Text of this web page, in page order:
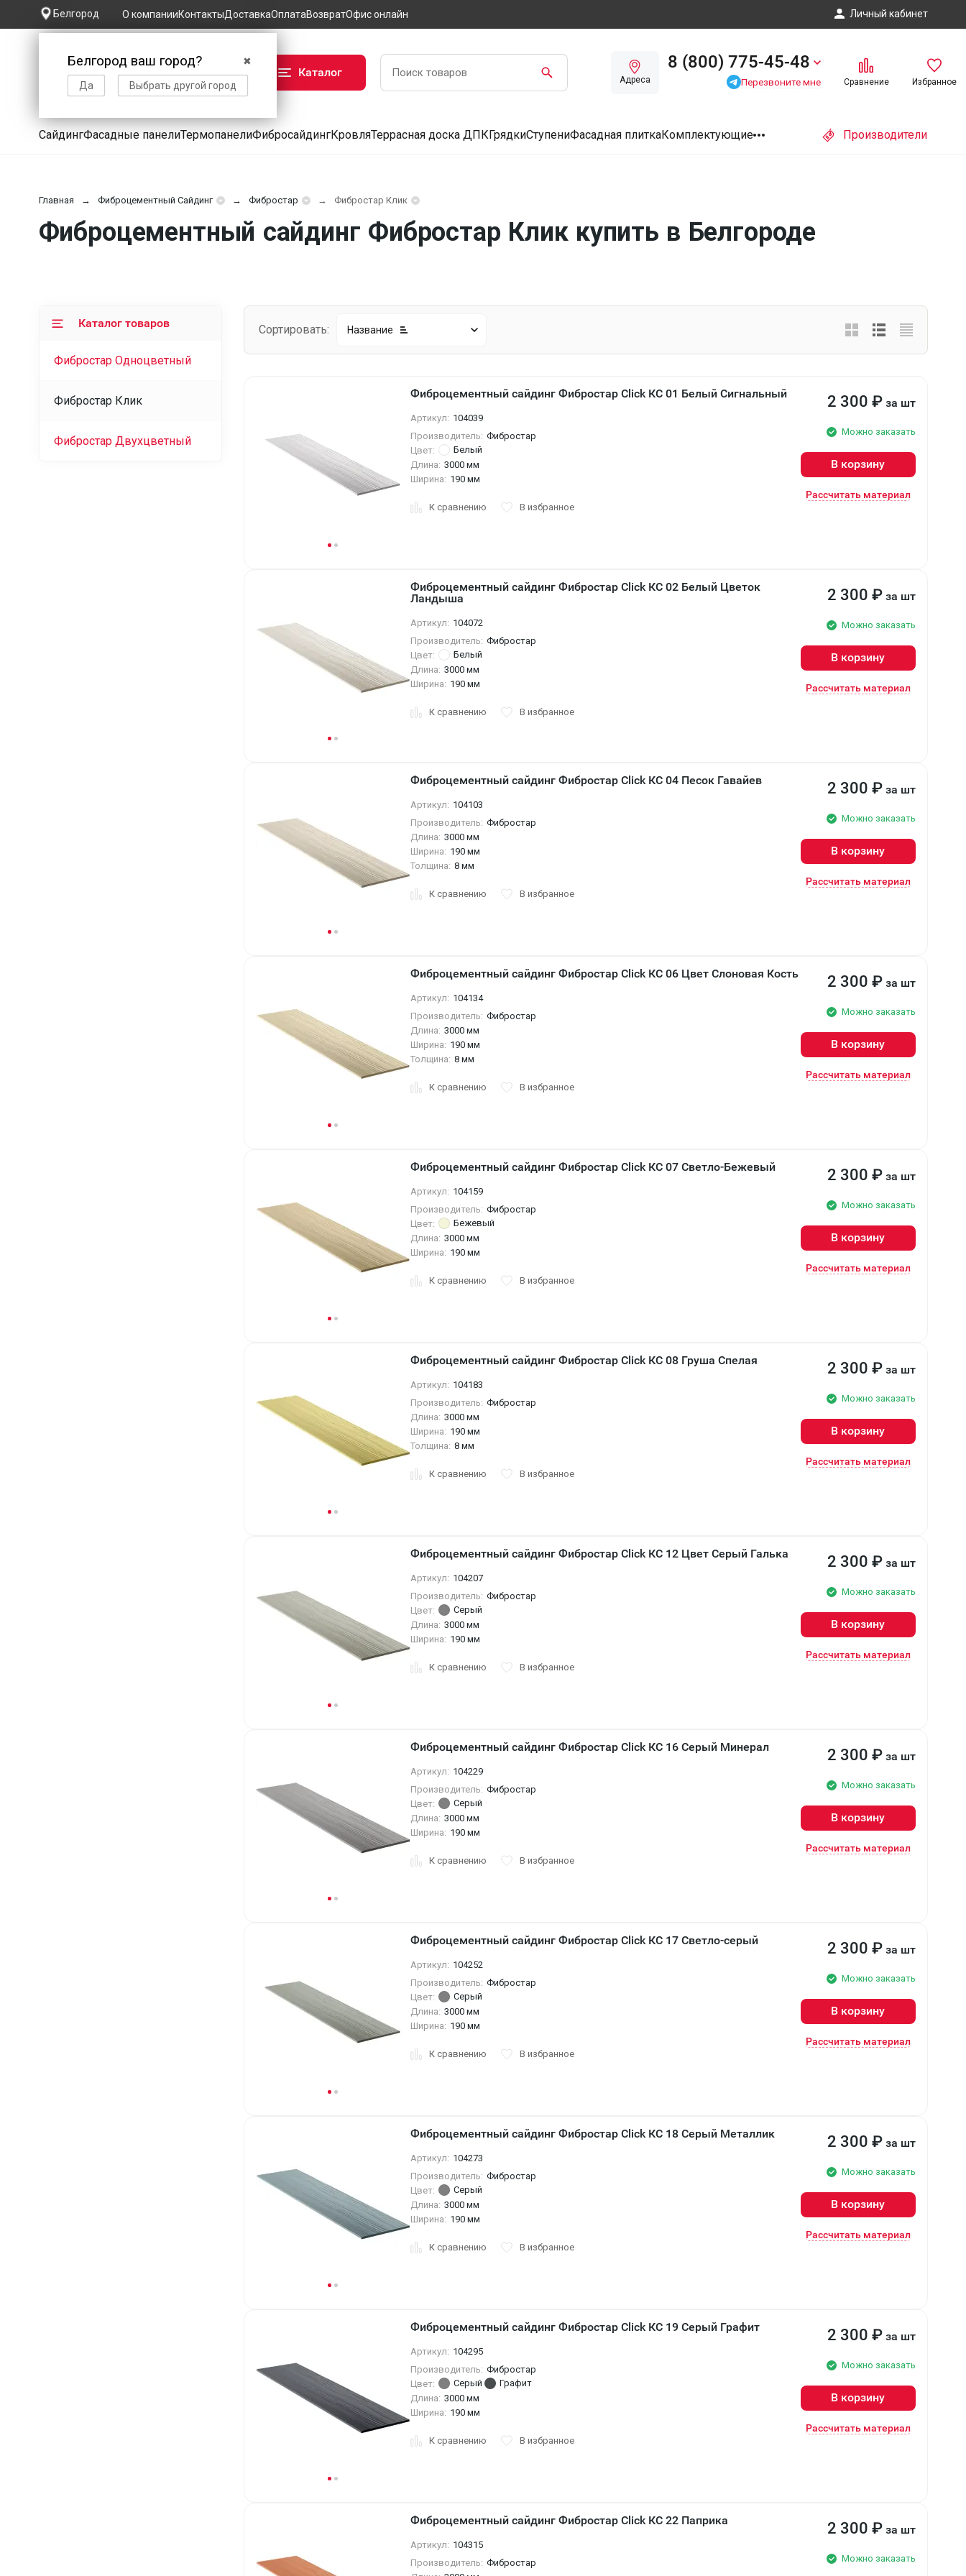
Белгород
✖
Белгород ваш город?
Да Выбрать другой город
О компанииКонтактыДоставкаОплатаВозвратОфис онлайн Личный кабинет
Каталог
Адреса
8 (800) 775-45-48
Перезвоните мне Сравнение Избранное
СайдингФасадные панелиТермопанелиФибросайдингКровляТеррасная доска ДПКГрядкиСтупениФасадная плиткаКомплектующие Производители
Главная Фиброцементный Сайдинг Фибростар Фибростар Клик
Фиброцементный сайдинг Фибростар Клик купить в Белгороде
Сортировать: Название
Фиброцементный сайдинг Фибростар Click КС 01 Белый Сигнальный
Артикул: 104039
Производитель: Фибростар
Цвет:
Белый
Длина: 3000 мм
Ширина: 190 мм
К сравнению В избранное
2 300 ₽ за шт
Можно заказать
В корзину
Рассчитать материал
Фиброцементный сайдинг Фибростар Click КС 02 Белый Цветок
Ландыша
Артикул: 104072
Производитель: Фибростар
Цвет:
Белый
Длина: 3000 мм
Ширина: 190 мм
К сравнению В избранное
2 300 ₽ за шт
Можно заказать
В корзину
Рассчитать материал
Фиброцементный сайдинг Фибростар Click КС 04 Песок Гавайев
Артикул: 104103
Производитель: Фибростар
Длина: 3000 мм
Ширина: 190 мм
Толщина: 8 мм
К сравнению В избранное
2 300 ₽ за шт
Можно заказать
В корзину
Рассчитать материал
Фиброцементный сайдинг Фибростар Click КС 06 Цвет Слоновая Кость
Артикул: 104134
Производитель: Фибростар
Длина: 3000 мм
Ширина: 190 мм
Толщина: 8 мм
К сравнению В избранное
2 300 ₽ за шт
Можно заказать
В корзину
Рассчитать материал
Фиброцементный сайдинг Фибростар Click КС 07 Светло-Бежевый
Артикул: 104159
Производитель: Фибростар
Цвет:
Бежевый
Длина: 3000 мм
Ширина: 190 мм
К сравнению В избранное
2 300 ₽ за шт
Можно заказать
В корзину
Рассчитать материал
Фиброцементный сайдинг Фибростар Click КС 08 Груша Спелая
Артикул: 104183
Производитель: Фибростар
Длина: 3000 мм
Ширина: 190 мм
Толщина: 8 мм
К сравнению В избранное
2 300 ₽ за шт
Можно заказать
В корзину
Рассчитать материал
Фиброцементный сайдинг Фибростар Click КС 12 Цвет Серый Галька
Артикул: 104207
Производитель: Фибростар
Цвет:
Серый
Длина: 3000 мм
Ширина: 190 мм
К сравнению В избранное
2 300 ₽ за шт
Можно заказать
В корзину
Рассчитать материал
Фиброцементный сайдинг Фибростар Click КС 16 Серый Минерал
Артикул: 104229
Производитель: Фибростар
Цвет:
Серый
Длина: 3000 мм
Ширина: 190 мм
К сравнению В избранное
2 300 ₽ за шт
Можно заказать
В корзину
Рассчитать материал
Фиброцементный сайдинг Фибростар Click КС 17 Светло-серый
Артикул: 104252
Производитель: Фибростар
Цвет:
Серый
Длина: 3000 мм
Ширина: 190 мм
К сравнению В избранное
2 300 ₽ за шт
Можно заказать
В корзину
Рассчитать материал
Фиброцементный сайдинг Фибростар Click КС 18 Серый Металлик
Артикул: 104273
Производитель: Фибростар
Цвет:
Серый
Длина: 3000 мм
Ширина: 190 мм
К сравнению В избранное
2 300 ₽ за шт
Можно заказать
В корзину
Рассчитать материал
Фиброцементный сайдинг Фибростар Click КС 19 Серый Графит
Артикул: 104295
Производитель: Фибростар
Цвет:
Серый
Графит
Длина: 3000 мм
Ширина: 190 мм
К сравнению В избранное
2 300 ₽ за шт
Можно заказать
В корзину
Рассчитать материал
Фиброцементный сайдинг Фибростар Click КС 22 Паприка
Артикул: 104315
Производитель: Фибростар
2 300 ₽ за шт
Можно заказать
Каталог товаров
Фибростар Одноцветный
Фибростар Клик
Фибростар Двухцветный